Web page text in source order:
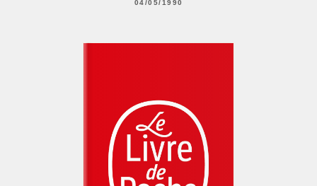
04/05/1990